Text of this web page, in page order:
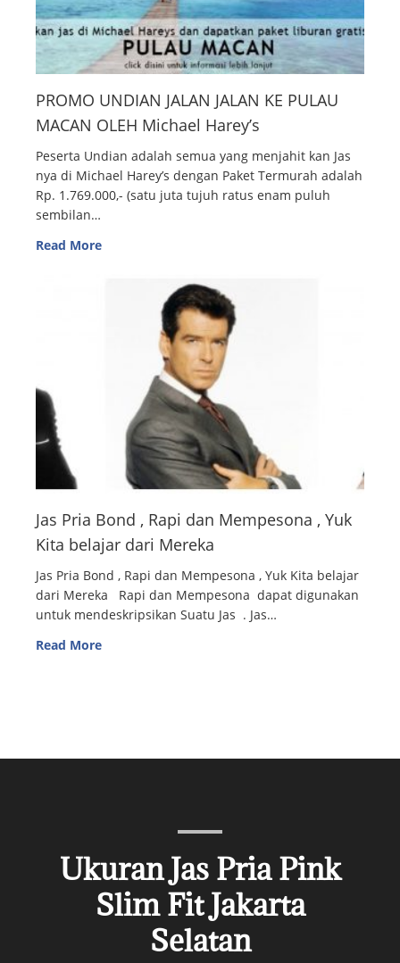
PROMO UNDIAN JALAN JALAN KE PULAU
MACAN OLEH Michael Harey’s
Peserta Undian adalah semua yang menjahit kan Jas
nya di Michael Harey’s dengan Paket Termurah adalah
Rp. 1.769.000,- (satu juta tujuh ratus enam puluh
sembilan…
Read More
Jas Pria Bond , Rapi dan Mempesona , Yuk
Kita belajar dari Mereka
Jas Pria Bond , Rapi dan Mempesona , Yuk Kita belajar
dari Mereka Rapi dan Mempesona dapat digunakan
untuk mendeskripsikan Suatu Jas . Jas…
Read More
Ukuran Jas Pria Pink
Slim Fit Jakarta
Selatan